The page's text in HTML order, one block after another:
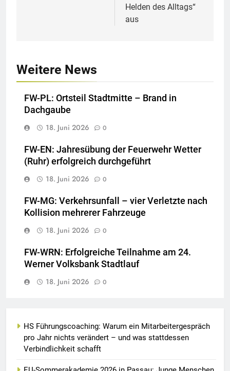
Helden des Alltags“
aus
Weitere News
FW-PL: Ortsteil Stadtmitte – Brand in
Dachgaube
18. Juni 2026
0
FW-EN: Jahresübung der Feuerwehr Wetter
(Ruhr) erfolgreich durchgeführt
18. Juni 2026
0
FW-MG: Verkehrsunfall – vier Verletzte nach
Kollision mehrerer Fahrzeuge
18. Juni 2026
0
FW-WRN: Erfolgreiche Teilnahme am 24.
Werner Volksbank Stadtlauf
18. Juni 2026
0
HS Führungscoaching: Warum ein Mitarbeitergespräch
pro Jahr nichts verändert – und was stattdessen
Verbindlichkeit schafft